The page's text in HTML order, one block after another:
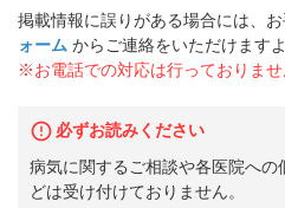
掲載情報に誤りがある場合には、お
ォーム からご連絡をいただけます
※お電話での対応は行っておりませ
必ずお読みください
病気に関するご相談や各医院へ
どは受け付けておりません。